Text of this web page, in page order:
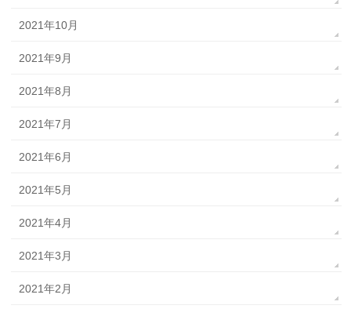
2021年10月
2021年9月
2021年8月
2021年7月
2021年6月
2021年5月
2021年4月
2021年3月
2021年2月